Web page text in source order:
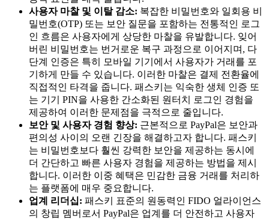
사용자 마찰 및 이탈 감소: 복잡한 비밀번호와 일회용 비
밀번호(OTP) 또는 보안 질문을 포함하는 전통적인 로그
인 흐름은 사용자에게 상당한 마찰을 유발합니다. 잊어
버린 비밀번호는 번거로운 복구 과정으로 이어지며, 다
단계 인증은 특히 모바일 기기에서 사용자가 거래를 포
기하게 만들 수 있습니다. 이러한 마찰은 결제 전환율에
직접적인 타격을 줍니다. 패스키는 익숙한 생체 인증 또
는 기기 PIN을 사용한 간소화된 원터치 로그인 경험을
제공하여 이러한 문제점을 극적으로 줄입니다.
보안 및 사용자 경험 향상: 근본적으로 PayPal은 보안과
편의성 사이의 오랜 긴장을 해결하고자 합니다. 패스키
는 비밀번호보다 훨씬 강력한 보안을 제공하는 동시에
더 간단하고 빠른 사용자 경험을 제공하는 방법을 제시
합니다. 이러한 이중 혜택은 민감한 금융 거래를 처리하
는 플랫폼에 매우 중요합니다.
업계 리더십: 패스키 표준의 원동력인 FIDO 얼라이언스
의 창립 멤버로서 PayPal은 업계를 더 안전하고 사용자